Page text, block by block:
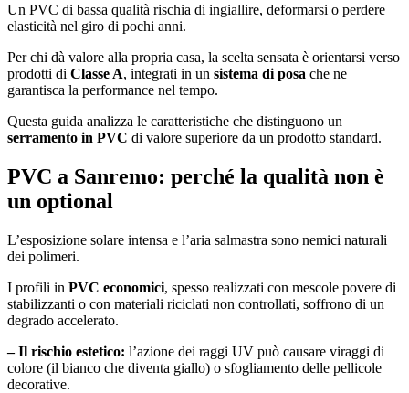
Un PVC di bassa qualità rischia di ingiallire, deformarsi o perdere
elasticità nel giro di pochi anni.
Per chi dà valore alla propria casa, la scelta sensata è orientarsi verso
prodotti di Classe A, integrati in un sistema di posa che ne
garantisca la performance nel tempo.
Questa guida analizza le caratteristiche che distinguono un
serramento in PVC di valore superiore da un prodotto standard.
PVC a Sanremo: perché la qualità non è
un optional
L’esposizione solare intensa e l’aria salmastra sono nemici naturali
dei polimeri.
I profili in PVC economici, spesso realizzati con mescole povere di
stabilizzanti o con materiali riciclati non controllati, soffrono di un
degrado accelerato.
– Il rischio estetico: l’azione dei raggi UV può causare viraggi di
colore (il bianco che diventa giallo) o sfogliamento delle pellicole
decorative.